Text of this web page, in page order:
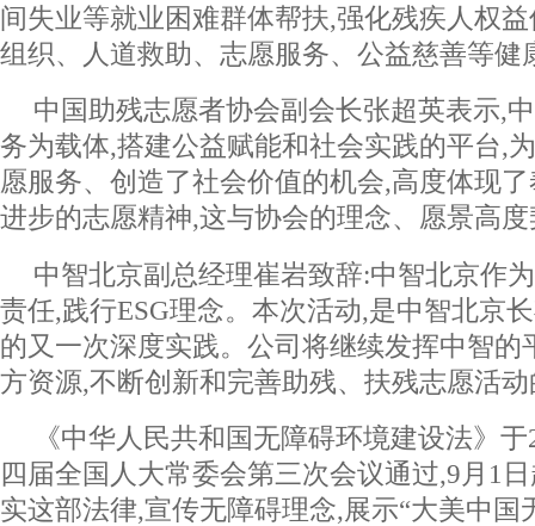
间失业等就业困难群体帮扶,强化残疾人权
组织、人道救助、志愿服务、公益慈善等健
中国助残志愿者协会副会长张超英表示,
务为载体,搭建公益赋能和社会实践的平台,
愿服务、创造了社会价值的机会,高度体现
进步的志愿精神,这与协会的理念、愿景高
中智北京副总经理崔岩致辞:中智北京作
责任,践行ESG理念。本次活动,是中智北京
的又一次深度实践。公司将继续发挥中智的
方资源,不断创新和完善助残、扶残志愿活
《中华人民共和国无障碍环境建设法》
四届全国人大常委会第三次会议通过,9月1
实这部法律,宣传无障碍理念,展示“大美中国